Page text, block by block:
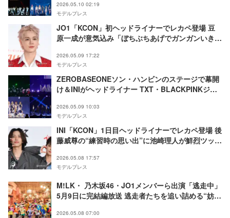
も【KCON JAPAN 2026／Mカウントダウン2日目
セットリスト】
2026.05.10 02:19
モデルプレス
JO1「KCON」初ヘッドライナーでレカペ登場 豆
原一成が意気込み「ぼちぶちあげでガンガンいきた
2026.05.09 17:22
モデルプレス
ZEROBASEONEソン・ハンビンのステージで幕開
け＆INIがヘッドライナー TXT・BLACKPINKジェ
【KCON JAPAN 2026／Mカウントダウン1日目セ
ットリスト】
2026.05.09 10:03
モデルプレス
INI「KCON」1日目ヘッドライナーでレカペ登場 後
藤威尊の“練習時の思い出”に池崎理人が鮮烈ツッコ
2026.05.08 17:57
モデルプレス
M!LK・ 乃木坂46・JO1メンバーら出演「逃走中」
5月9日に完結編放送 逃走者たちを追い詰める“妨害
2026.05.08 07:00